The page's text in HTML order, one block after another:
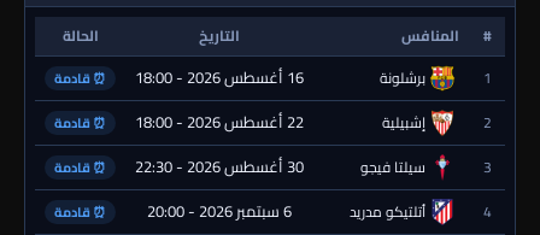
# المنافس التاريخ
الحالة
1
برشلونة 16 أغسطس 2026 - 18:00 ⏰ قادمة
2 إشبيلية 22 أغسطس 2026 - 18:00 ⏰ قادمة
3 سيلتا فيجو 30 أغسطس 2026 - 22:30 ⏰ قادمة
4 أتلتيكو مدريد 6 سبتمبر 2026 - 20:00 ⏰ قادمة